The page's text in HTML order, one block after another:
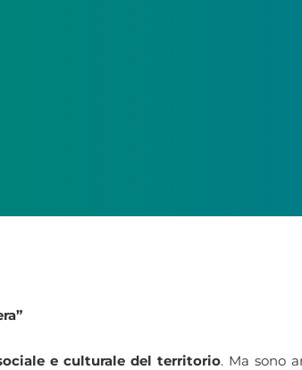
e culturale del territorio. Ma sono